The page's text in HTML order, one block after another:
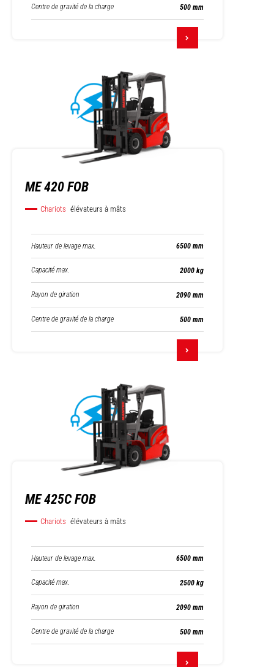
Centre de gravité de la charge 500 mm
ME 420 FOB
Chariots élévateurs à mâts
Hauteur de levage max. 6500 mm
Capacité max. 2000 kg
Rayon de giration 2090 mm
Centre de gravité de la charge 500 mm
ME 425C FOB
Chariots élévateurs à mâts
Hauteur de levage max. 6500 mm
Capacité max. 2500 kg
Rayon de giration 2090 mm
Centre de gravité de la charge 500 mm